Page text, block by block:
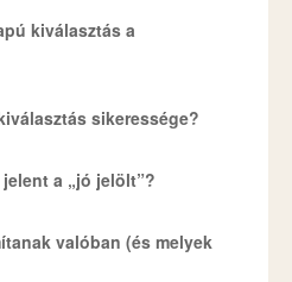
kiválasztás a
sikeressége?
a „jó jelölt”?
valóban (és melyek